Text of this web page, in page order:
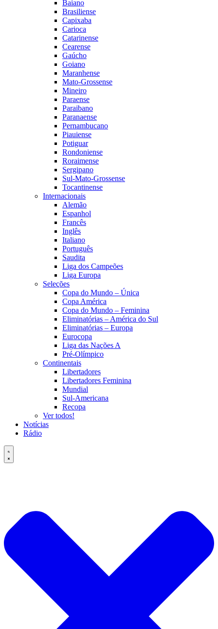
Baiano
Brasiliense
Capixaba
Carioca
Catarinense
Cearense
Gaúcho
Goiano
Maranhense
Mato-Grossense
Mineiro
Paraense
Paraibano
Paranaense
Pernambucano
Piauiense
Potiguar
Rondoniense
Roraimense
Sergipano
Sul-Mato-Grossense
Tocantinense
Internacionais
Alemão
Espanhol
Francês
Inglês
Italiano
Português
Saudita
Liga dos Campeões
Liga Europa
Seleções
Copa do Mundo – Única
Copa América
Copa do Mundo – Feminina
Eliminatórias – América do Sul
Eliminatórias – Europa
Eurocopa
Liga das Nações A
Pré-Olímpico
Continentais
Libertadores
Libertadores Feminina
Mundial
Sul-Americana
Recopa
Ver todos!
Notícias
Rádio